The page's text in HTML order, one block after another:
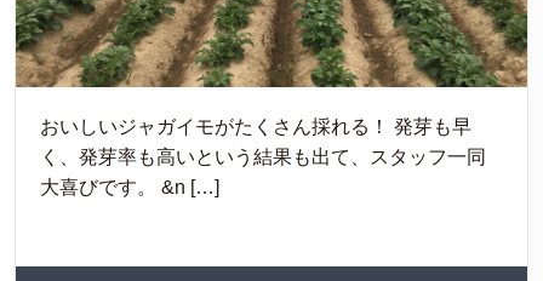
おいしいジャガイモがたくさん採れる！ 発芽も早
く、発芽率も高いという結果も出て、スタッフ一同
大喜びです。 &n […]